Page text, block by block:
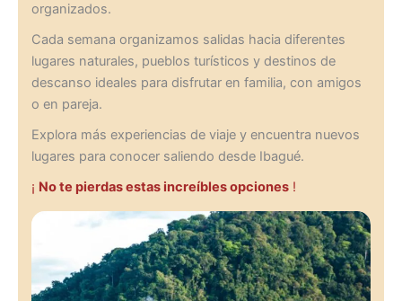
organizados.
Cada semana organizamos salidas hacia diferentes
lugares naturales, pueblos turísticos y destinos de
descanso ideales para disfrutar en familia, con amigos
o en pareja.
Explora más experiencias de viaje y encuentra nuevos
lugares para conocer saliendo desde Ibagué.
¡ No te pierdas estas increíbles opciones!